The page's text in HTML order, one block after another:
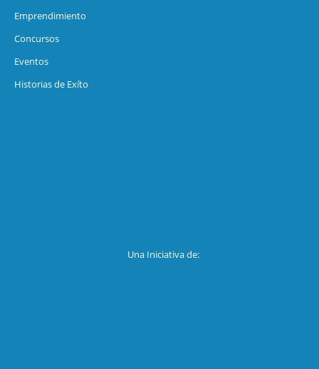
Emprendimiento
Concursos
Eventos
Historias de Exíto
Una Iniciativa de: